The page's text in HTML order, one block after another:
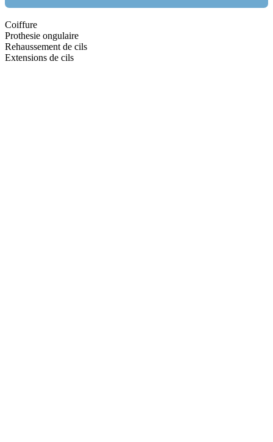
Nom:
email:
Coiffure
Prothesie ongulaire
Rehaussement de cils
Extensions de cils